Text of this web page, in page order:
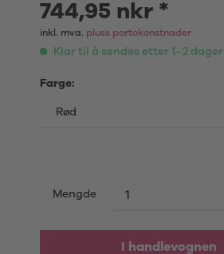
744,95 nkr *
inkl. mva. pluss portokonstnader
Klar til å sendes etter 1–2 dager
Farge:
Mengde
I handlevognen